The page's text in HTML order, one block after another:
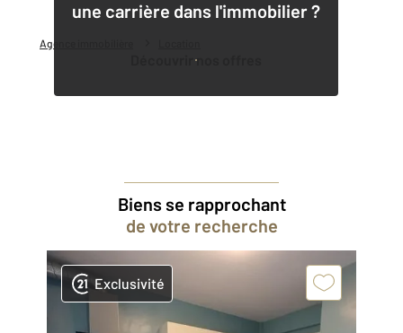
Agence immobilière
une carrière dans l'immobilier ?
Découvrir nos offres
Biens se rapprochant
de votre recherche
Exclusivité